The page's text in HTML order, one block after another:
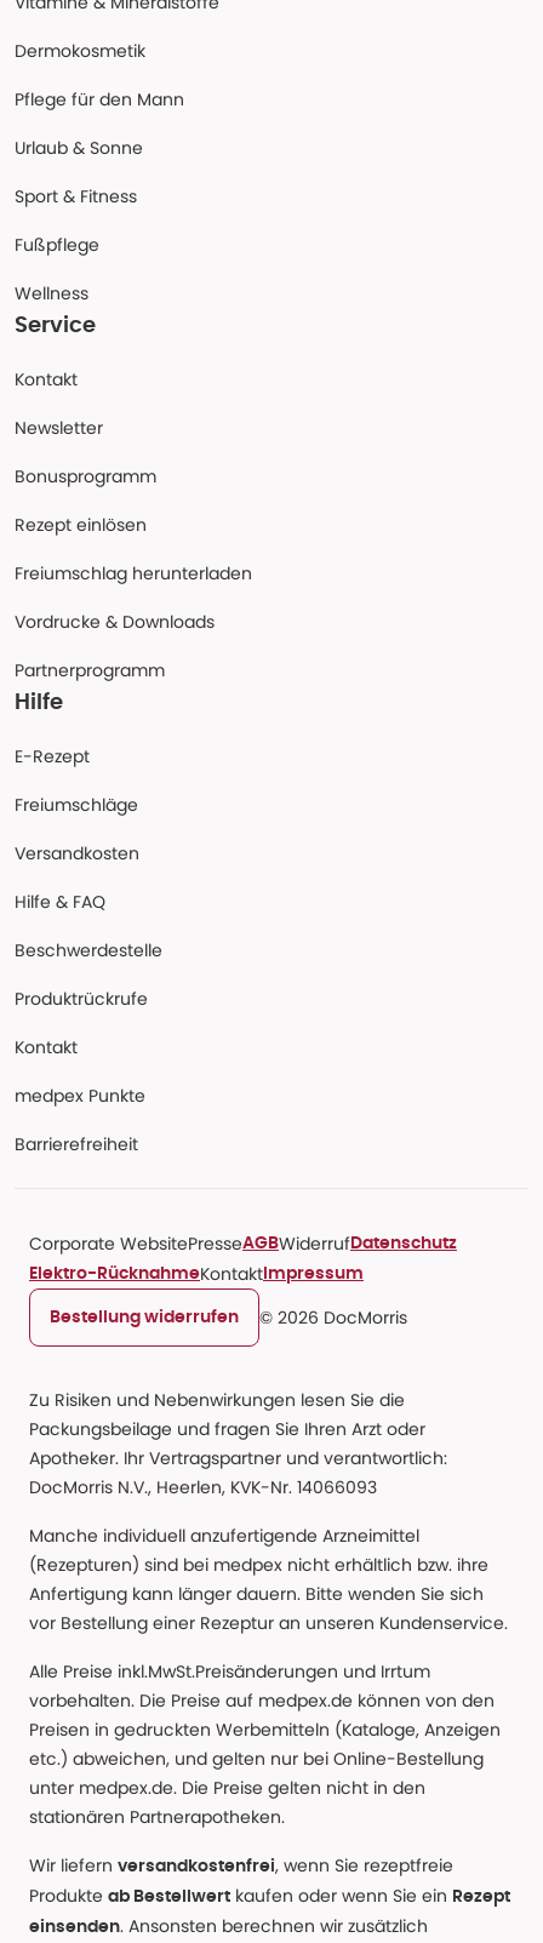
Dermokosmetik
Pflege für den Mann
Urlaub & Sonne
Sport & Fitness
Fußpflege
Wellness
Service
Kontakt
Newsletter
Bonusprogramm
Rezept einlösen
Freiumschlag herunterladen
Vordrucke & Downloads
Partnerprogramm
Hilfe
E-Rezept
Freiumschläge
Versandkosten
Hilfe & FAQ
Beschwerdestelle
Produktrückrufe
Kontakt
medpex Punkte
Barrierefreiheit
Corporate WebsitePresseAGBWiderruf Datenschutz
Elektro-RücknahmeKontakt Impressum
Bestellung widerrufen © 2026 DocMorris
Zu Risiken und Nebenwirkungen lesen Sie die
Packungsbeilage und fragen Sie Ihren Arzt oder
Apotheker. Ihr Vertragspartner und verantwortlich:
DocMorris N.V., Heerlen, KVK-Nr. 14066093
Manche individuell anzufertigende Arzneimittel
(Rezepturen) sind bei medpex nicht erhältlich bzw. ihre
Anfertigung kann länger dauern. Bitte wenden Sie sich
vor Bestellung einer Rezeptur an unseren Kundenservice.
Alle Preise inkl.MwSt.Preisänderungen und Irrtum
vorbehalten. Die Preise auf medpex.de können von den
Preisen in gedruckten Werbemitteln (Kataloge, Anzeigen
etc.) abweichen, und gelten nur bei Online-Bestellung
unter medpex.de. Die Preise gelten nicht in den
stationären Partnerapotheken.
Wir liefern versandkostenfrei, wenn Sie rezeptfreie
Produkte ab Bestellwert kaufen oder wenn Sie ein Rezept
einsenden. Ansonsten berechnen wir zusätzlich